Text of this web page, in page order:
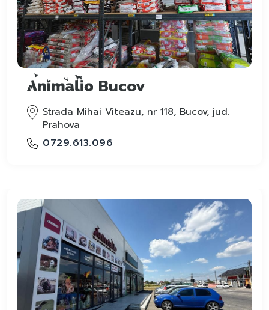
Bucov
Strada Mihai Viteazu, nr 118, Bucov, jud.
Prahova
0729.613.096